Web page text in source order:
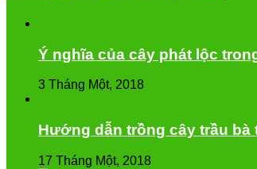
Ý nghĩa của cây phát lộc
3 Tháng Một, 2018
Hướng dẫn trồng cây trầu
17 Tháng Một, 2018